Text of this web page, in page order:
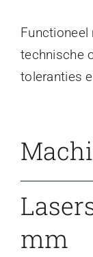
Functioneel
technische
toleranties
mm